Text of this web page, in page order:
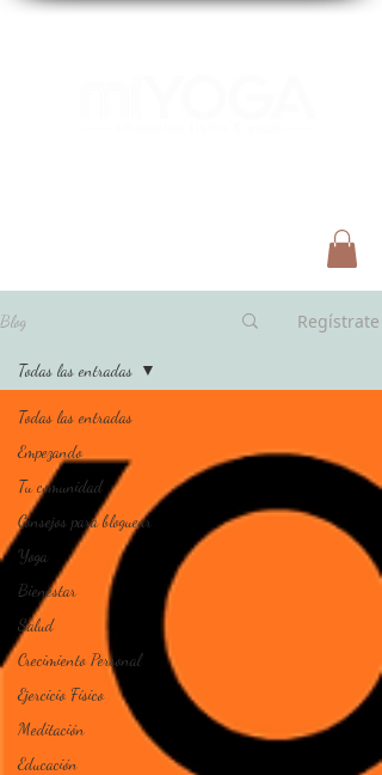
Blog Regístrate
Todas las entradas
Empezando
Tu comunidad
Consejos para bloguear
Yoga
Bienestar
Salud
Crecimiento Personal
Ejercicio Físico
Meditación
Educación
Todas las entradas